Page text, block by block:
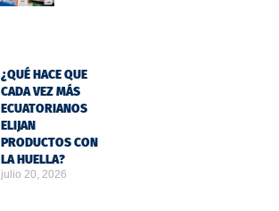
¿QUÉ HACE QUE
CADA VEZ MÁS
ECUATORIANOS
ELIJAN
PRODUCTOS CON
LA HUELLA?
julio 20, 2026